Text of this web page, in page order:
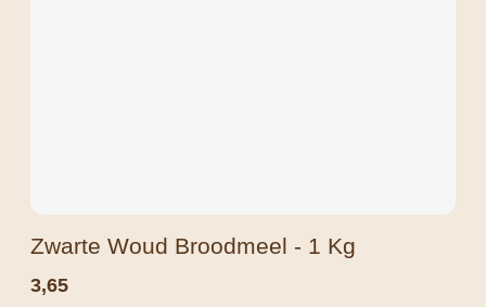
Zwarte Woud Broodmeel - 1 Kg
3,65